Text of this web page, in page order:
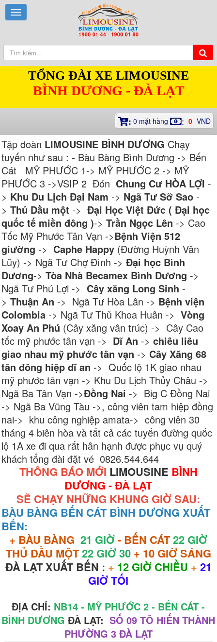
TỔNG ĐÀI XE LIMOUSINE
BÌNH DƯƠNG - ĐÀ LẠT
: 0 mặt hàng : 0 VND
Tập đoàn LIMOUSINE BÌNH DƯƠNG Chạy
tuyến như sau : - Bàu Bàng Bình Dương -> Bến
Cát MỸ PHƯỚC 1-> MỸ PHƯỚC 2 -> MỸ
PHƯỚC 3 ->VSIP 2 Đón Chung Cư HÒA LỢI -
> Khu Du Lịch Đại Nam -> Ngã Tư Sỡ Sao -
>Thủ Dầu một ->Đại Học Việt Đức ( Đại học
quốc tế miền đông )->Trần Ngọc Lên -> Cao
Tốc Mỹ Phước Tân Vạn ->Bệnh Viện 512
giường -> Caphe Happy (Đường Huỳnh Văn
Lũy) -> Ngã Tư Chợ Đình ->Đại học Bình
Dương-> Tòa Nhà Becamex Bình Dương ->
Ngã Tư Phú Lợi -> Cây xăng Long Sinh -
>Thuận An -> Ngã Tư Hòa Lân -> Bệnh viện
Colombia -> Ngã Tư Thủ Khoa Huân ->Vòng
Xoay An Phú (Cây xăng vân trúc) -> Cây Cao
tốc mỹ phước tân vạn -> Dĩ An -> chiêu liêu
giao nhau mỹ phước tân vạn -> Cây Xăng 68
tân đông hiệp dĩ an -> Quốc lộ 1K giao nhau
mỹ phước tân vạn -> Khu Du Lịch Thủy Châu ->
Ngã Ba Tân Vạn ->Đồng Nai -> Big C Đồng Nai
-> Ngã Ba Vũng Tàu ->, công viên tam hiệp đồng
nai-> khu công nghiệp amata-> công viên 30
tháng 4 biên hòa và tất cả các tuyến đường quốc
lộ 1A xe đi qua rất hân hạnh được phục vụ quý
khách tổng đài đặt vé 0826.544.644
THÔNG BÁO MỚI LIMOUSINE BÌNH
DƯƠNG - ĐÀ LẠT
SẼ CHẠY NHỮNG KHUNG GIỜ SAU:
BÀU BÀNG BẾN CÁT BÌNH DƯƠNG XUẤT
BẾN:
+ BÀU BÀNG21 GIỜ- BẾN CÁT22 GIỜ
THỦ DẦU MỘT22 GIỜ 30 + 10 GIỜ SÁNG
ĐÀ LẠT XUẤT BẾN : + 12 GIỜ CHIỀU + 21
GIỜ TỐI
ĐỊA CHỈ: NB14 - MỸ PHƯỚC 2 - BẾN CÁT -
BÌNH DƯƠNGĐÀ LẠT:SỐ 09 TÔ HIẾN THÀNH
PHƯỜNG 3 ĐÀ LẠT